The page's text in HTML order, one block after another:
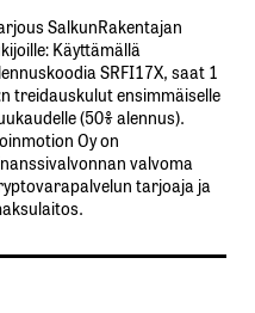
SalkunRakentajan
Käyttämällä​
​SRFI17X,​ ​saat​ ​1
treidauskulut​ ​ensimmäiselle​
​(50%​ ​alennus).
Oy on
valvoma
tarjoaja ja